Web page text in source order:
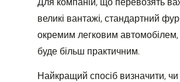
великі вантажі, стандартний
окремим легковим автомобілем,
буде більш практичним.
Найкращий спосіб визначити, чи